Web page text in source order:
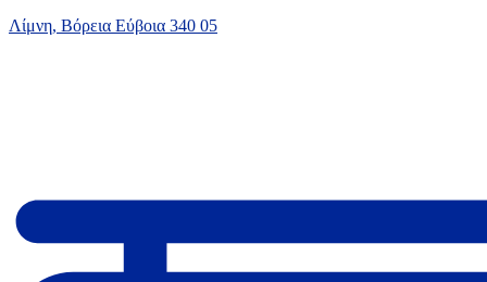
Λίμνη, Βόρεια Εύβοια 340 05